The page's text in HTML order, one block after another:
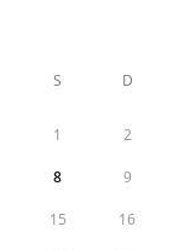
S D
1 2
8 9
15 16